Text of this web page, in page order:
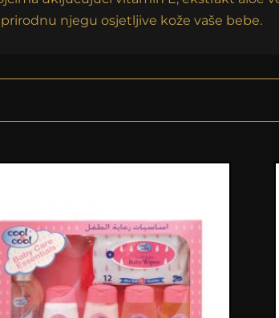
njegu osjetljive kože vaše bebe.